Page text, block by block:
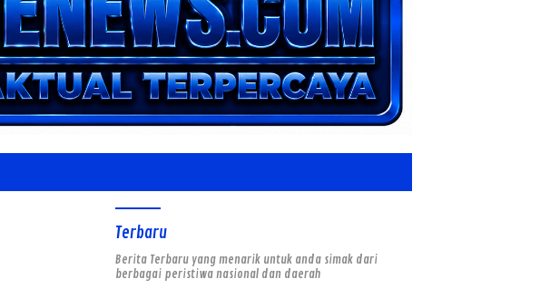
Terbaru
Berita Terbaru yang menarik untuk anda simak dari
berbagai peristiwa nasional dan daerah